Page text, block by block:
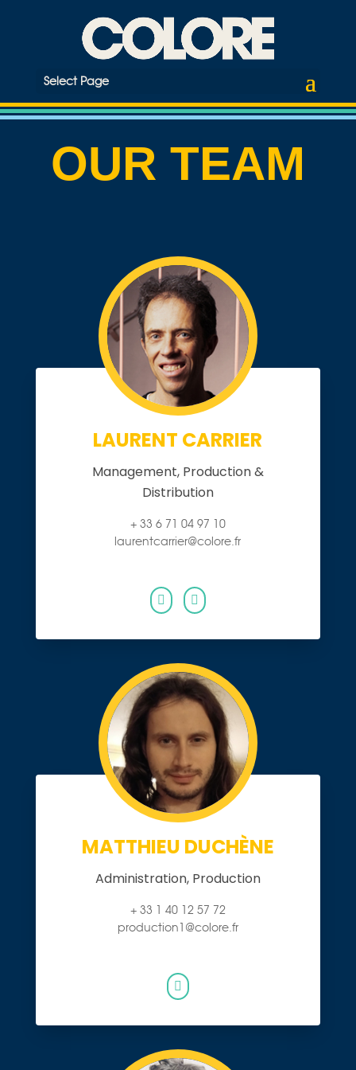
Select Page
OUR TEAM
LAURENT CARRIER
Management, Production &
Distribution
+ 33 6 71 04 97 10
laurentcarrier@colore.fr
 
MATTHIEU DUCHÈNE
Administration, Production
+ 33 1 40 12 57 72
production1@colore.fr
